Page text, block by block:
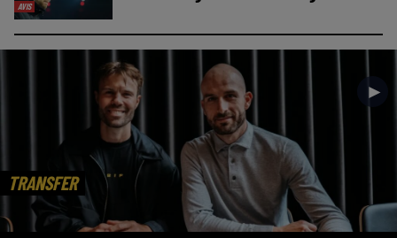
AVIS
TRANSFER
►